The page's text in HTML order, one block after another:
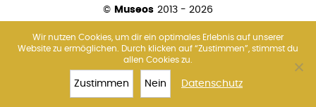
FAMILIA
TICKETS
© Museos 2013 - 2026
Amsterdam Barcelona
Florenz
Madrid
Paris Rom Venedig
Wir nutzen Cookies, um dir ein optimales Erlebnis auf unserer
Website zu ermöglichen. Durch klicken auf “Zustimmen”, stimmst du
allen Cookies zu.
Zustimmen Nein Datenschutz